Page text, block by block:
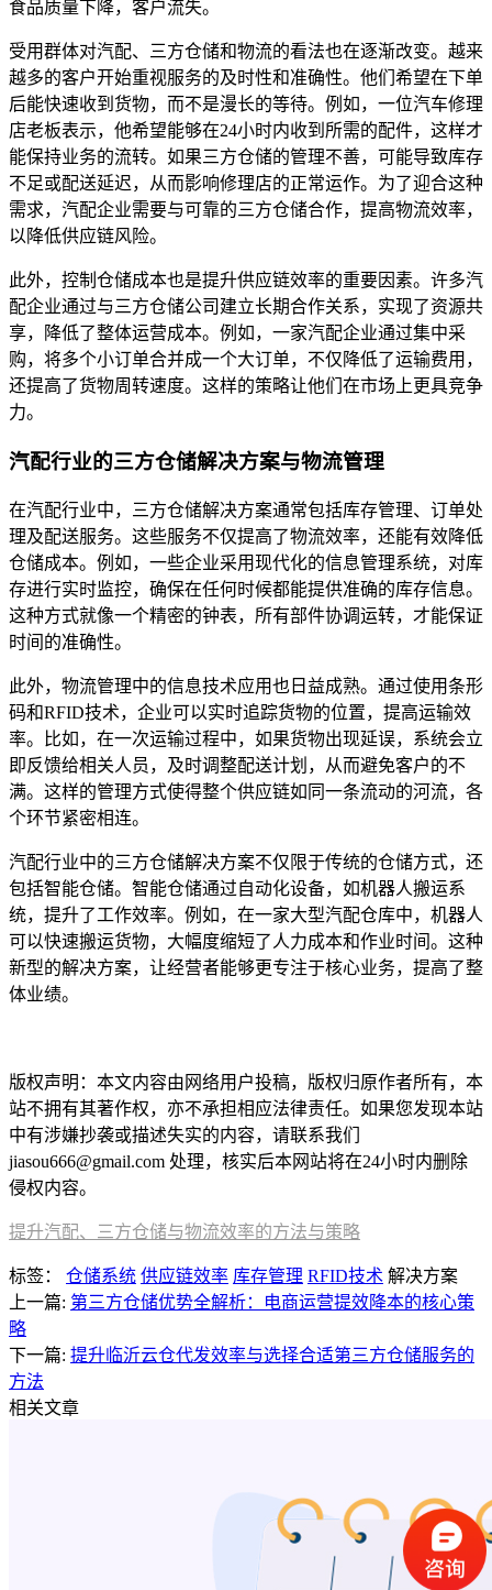
食品质量下降，客户流失。
受用群体对汽配、三方仓储和物流的看法也在逐渐改变。越来
越多的客户开始重视服务的及时性和准确性。他们希望在下单
后能快速收到货物，而不是漫长的等待。例如，一位汽车修理
店老板表示，他希望能够在24小时内收到所需的配件，这样才
能保持业务的流转。如果三方仓储的管理不善，可能导致库存
不足或配送延迟，从而影响修理店的正常运作。为了迎合这种
需求，汽配企业需要与可靠的三方仓储合作，提高物流效率，
以降低供应链风险。
此外，控制仓储成本也是提升供应链效率的重要因素。许多汽
配企业通过与三方仓储公司建立长期合作关系，实现了资源共
享，降低了整体运营成本。例如，一家汽配企业通过集中采
购，将多个小订单合并成一个大订单，不仅降低了运输费用，
还提高了货物周转速度。这样的策略让他们在市场上更具竞争
力。
汽配行业的三方仓储解决方案与物流管理
在汽配行业中，三方仓储解决方案通常包括库存管理、订单处
理及配送服务。这些服务不仅提高了物流效率，还能有效降低
仓储成本。例如，一些企业采用现代化的信息管理系统，对库
存进行实时监控，确保在任何时候都能提供准确的库存信息。
这种方式就像一个精密的钟表，所有部件协调运转，才能保证
时间的准确性。
此外，物流管理中的信息技术应用也日益成熟。通过使用条形
码和RFID技术，企业可以实时追踪货物的位置，提高运输效
率。比如，在一次运输过程中，如果货物出现延误，系统会立
即反馈给相关人员，及时调整配送计划，从而避免客户的不
满。这样的管理方式使得整个供应链如同一条流动的河流，各
个环节紧密相连。
汽配行业中的三方仓储解决方案不仅限于传统的仓储方式，还
包括智能仓储。智能仓储通过自动化设备，如机器人搬运系
统，提升了工作效率。例如，在一家大型汽配仓库中，机器人
可以快速搬运货物，大幅度缩短了人力成本和作业时间。这种
新型的解决方案，让经营者能够更专注于核心业务，提高了整
体业绩。
版权声明：本文内容由网络用户投稿，版权归原作者所有，本
站不拥有其著作权，亦不承担相应法律责任。如果您发现本站
中有涉嫌抄袭或描述失实的内容，请联系我们
jiasou666@gmail.com 处理，核实后本网站将在24小时内删除
侵权内容。
提升汽配、三方仓储与物流效率的方法与策略
标签： 仓储系统 供应链效率 库存管理 RFID技术 解决方案
上一篇: 第三方仓储优势全解析：电商运营提效降本的核心策
略
下一篇: 提升临沂云仓代发效率与选择合适第三方仓储服务的
方法
相关文章